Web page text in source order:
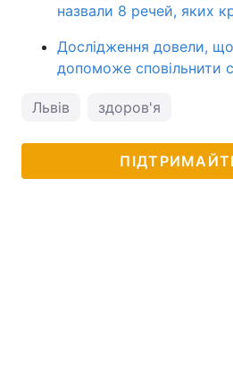
назвали 8 речей, яких
Дослідження довели,
допоможе сповільнити
Львів здоров'я